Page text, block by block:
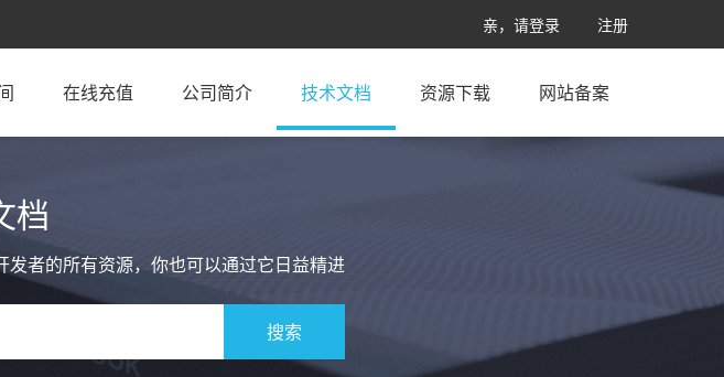
亲，请登录 注册
在线充值 公司简介 技术文档 资源下载 网站备案
档
者的所有资源，你也可以通过它日益精进
搜索